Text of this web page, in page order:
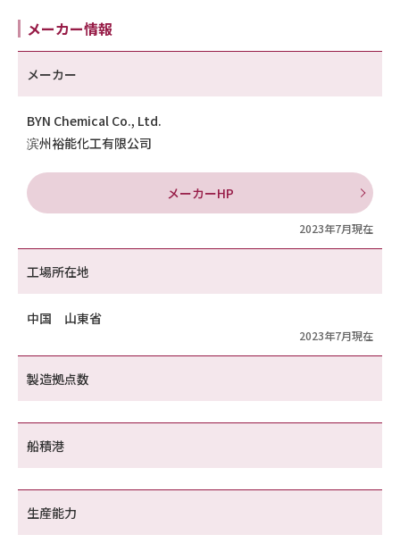
メーカー情報
メーカー
BYN Chemical Co., Ltd.
滨州裕能化工有限公司
メーカーHP
2023年7月現在
工場所在地
中国 山東省
2023年7月現在
製造拠点数
船積港
生産能力